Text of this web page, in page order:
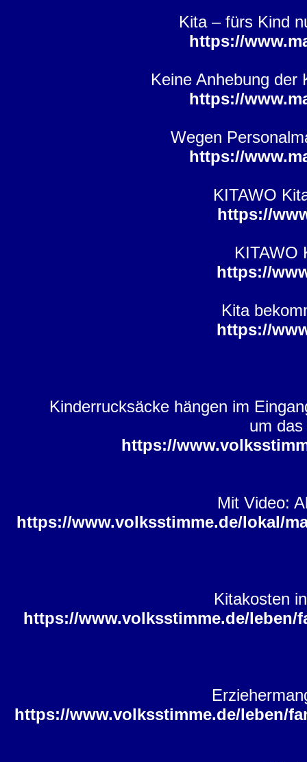
Kita – fürs Kind
https://
Keine Anhebung der
https://
Wegen
https://
KITAWO
https://
KITAWO
https://
Kita
https://
Kinderrucksäcke hängen im
um
https://
Mit Video:
https://www.volksstimme.de/lokal/
Kitakosten
https://www.volksstimme.de/leben/
https://www.volksstimme.de/leben/